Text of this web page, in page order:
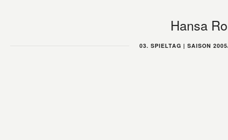
Hansa
03. SPIELTAG | SAISON